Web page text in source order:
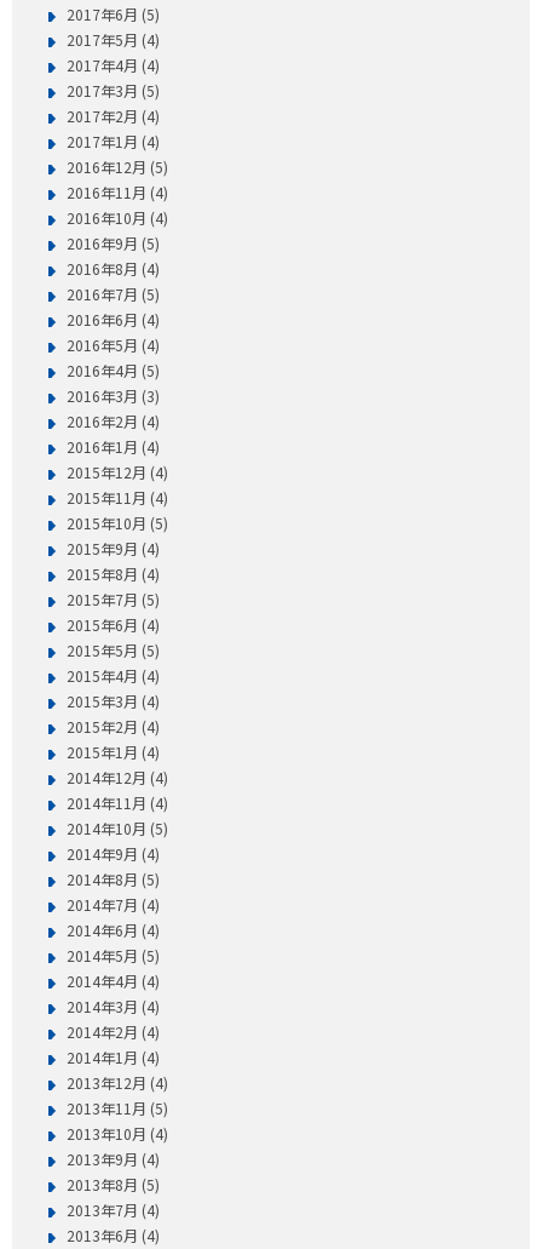
2017年6月 (5)
2017年5月 (4)
2017年4月 (4)
2017年3月 (5)
2017年2月 (4)
2017年1月 (4)
2016年12月 (5)
2016年11月 (4)
2016年10月 (4)
2016年9月 (5)
2016年8月 (4)
2016年7月 (5)
2016年6月 (4)
2016年5月 (4)
2016年4月 (5)
2016年3月 (3)
2016年2月 (4)
2016年1月 (4)
2015年12月 (4)
2015年11月 (4)
2015年10月 (5)
2015年9月 (4)
2015年8月 (4)
2015年7月 (5)
2015年6月 (4)
2015年5月 (5)
2015年4月 (4)
2015年3月 (4)
2015年2月 (4)
2015年1月 (4)
2014年12月 (4)
2014年11月 (4)
2014年10月 (5)
2014年9月 (4)
2014年8月 (5)
2014年7月 (4)
2014年6月 (4)
2014年5月 (5)
2014年4月 (4)
2014年3月 (4)
2014年2月 (4)
2014年1月 (4)
2013年12月 (4)
2013年11月 (5)
2013年10月 (4)
2013年9月 (4)
2013年8月 (5)
2013年7月 (4)
2013年6月 (4)